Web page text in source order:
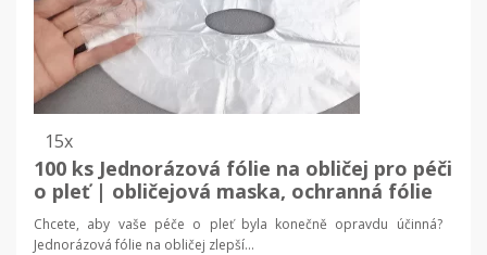
15x
100 ks Jednorázová fólie na obličej pro péči
o pleť | obličejová maska, ochranná fólie
Chcete, aby vaše péče o pleť byla konečně opravdu účinná?
Jednorázová fólie na obličej zlepší...